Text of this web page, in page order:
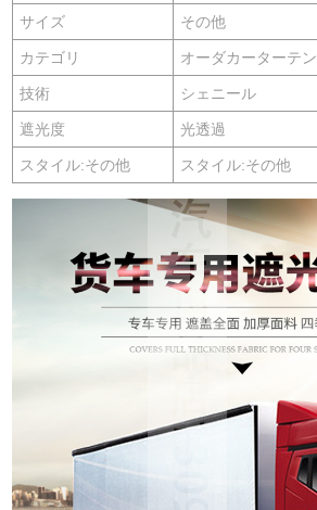
サイズ その他
カテゴリ オーダカーターテン
技術 シェニール
遮光度 光透過
スタイル:その他 スタイル:その他